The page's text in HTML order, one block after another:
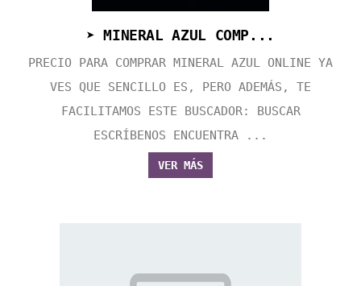
➤ MINERAL AZUL COMP...
PRECIO PARA COMPRAR MINERAL AZUL ONLINE YA
VES QUE SENCILLO ES, PERO ADEMÁS, TE
FACILITAMOS ESTE BUSCADOR: BUSCAR
ESCRÍBENOS ENCUENTRA ...
VER MÁS